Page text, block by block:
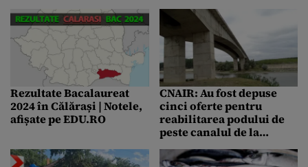
Rezultate Bacalaureat
2024 în Călărași | Notele,
afișate pe EDU.RO
CNAIR: Au fost depuse
cinci oferte pentru
reabilitarea podului de
peste canalul de la